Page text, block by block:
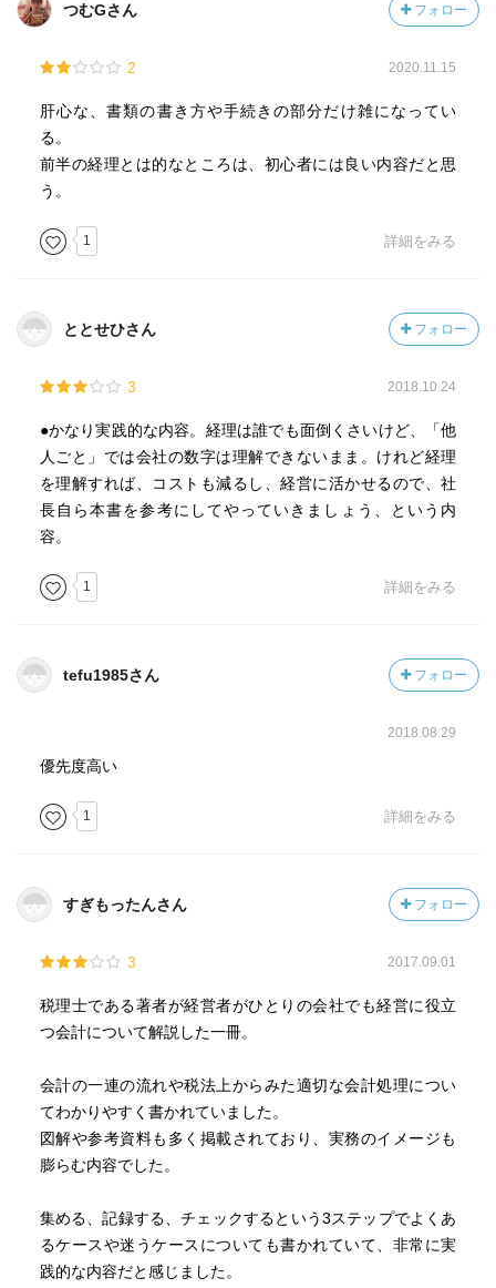
つむGさん フォロー
2 2020.11.15
肝心な、書類の書き方や手続きの部分だけ雑になってい
る。
前半の経理とは的なところは、初心者には良い内容だと思
う。
1 詳細をみる
ととせひさん フォロー
3 2018.10.24
●かなり実践的な内容。経理は誰でも面倒くさいけど、「他
人ごと」では会社の数字は理解できないまま。けれど経理
を理解すれば、コストも減るし、経営に活かせるので、社
長自ら本書を参考にしてやっていきましょう、という内
容。
1 詳細をみる
tefu1985さん フォロー
2018.08.29
優先度高い
1 詳細をみる
すぎもったんさん フォロー
3 2017.09.01
税理士である著者が経営者がひとりの会社でも経営に役立
つ会計について解説した一冊。
会計の一連の流れや税法上からみた適切な会計処理につい
てわかりやすく書かれていました。
図解や参考資料も多く掲載されており、実務のイメージも
膨らむ内容でした。
集める、記録する、チェックするという3ステップでよくあ
るケースや迷うケースについても書かれていて、非常に実
践的な内容だと感じました。